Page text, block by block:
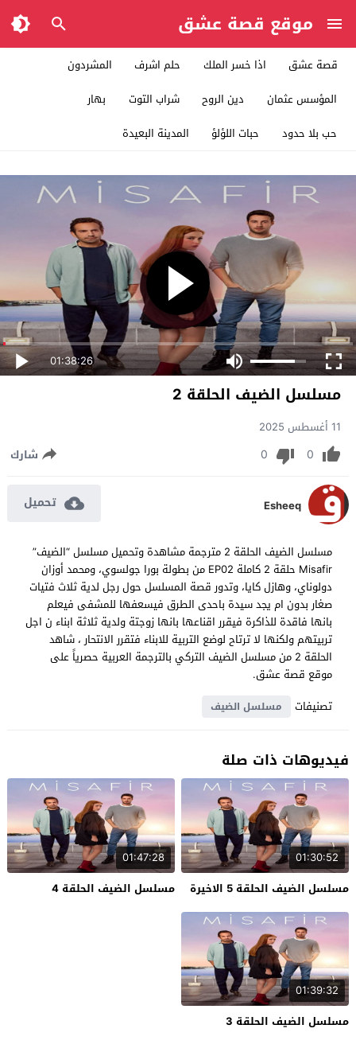
موقع قصة عشق
قصة عشق اذا خسر الملك حلم اشرف
المشردون
المؤسس عثمان
دين الروح شراب التوت
بهار
حب بلا حدود
حبات اللؤلؤ المدينة البعيدة
01:38:26
مسلسل الضيف الحلقة 2
11 أغسطس 2025
0
0 شارك
Esheeq تحميل
مسلسل الضيف الحلقة 2 مترجمة مشاهدة وتحميل مسلسل “الضيف”
Misafir حلقة 2 كاملة EP02 من بطولة بورا جولسوي، ومحمد أوزان
دولوناي، وهازل كايا، وتدور قصة المسلسل حول رجل لدية ثلاث فتيات
صغار بدون ام يجد سيدة باحدى الطرق فيسعفها للمشفى فيعلم
بانها فاقدة للذاكرة فيقرر اقناعها بانها زوجتة ولدية ثلاثة ابناء ن اجل
تربيتهم ولكنها لا ترتاح لوضع التربية للابناء فتقرر الانتحار ، شاهد
الحلقة 2 من مسلسل الضيف التركي بالترجمة العربية حصرياً على
موقع قصة عشق.
تصنيفات
مسلسل الضيف
فيديوهات ذات صلة
01:30:52
مسلسل الضيف الحلقة 5 الاخيرة
01:47:28
مسلسل الضيف الحلقة 4
01:39:32
مسلسل الضيف الحلقة 3